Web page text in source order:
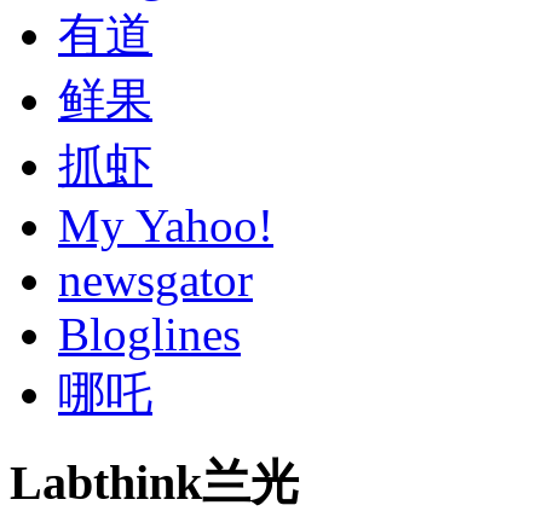
有道
鲜果
抓虾
My Yahoo!
newsgator
Bloglines
哪吒
Labthink兰光